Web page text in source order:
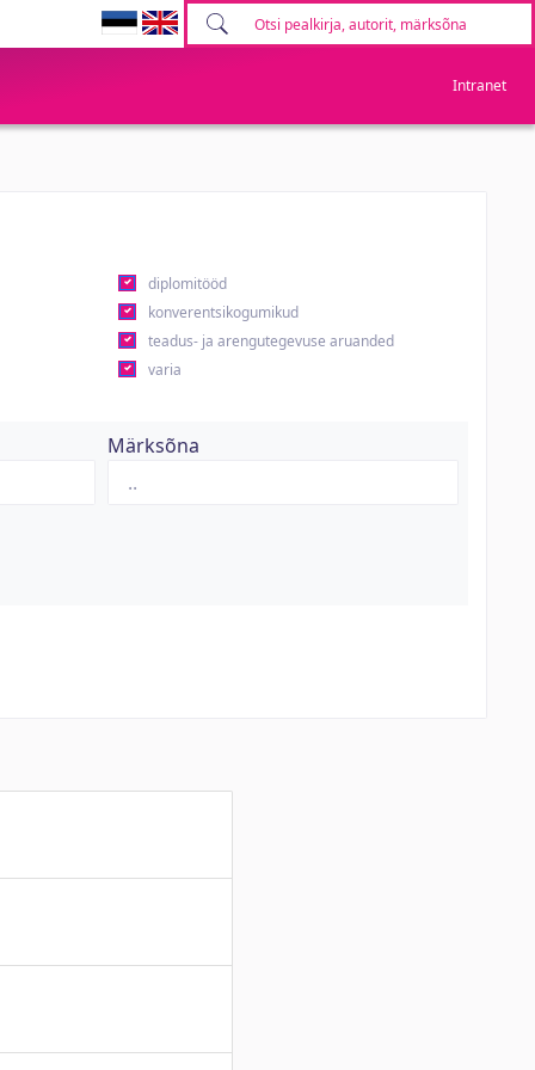
Intranet
diplomitööd
konverentsikogumikud
teadus- ja arengutegevuse aruanded
varia
Märksõna